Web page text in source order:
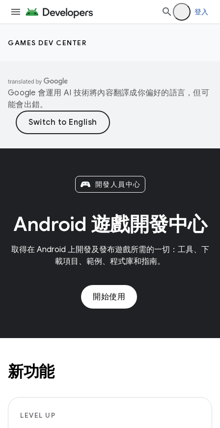
登入
GAMES DEV CENTER
Google 會運用 AI 技術將內容翻譯成你偏好的語言，但可
能會出錯。
開發人員中心
Android 遊戲開發中心
取得在 Android 上開發及發布遊戲所需的一切：工具、下
載項目、範例、程式庫和指南。
開始使用
新功能
LEVEL UP